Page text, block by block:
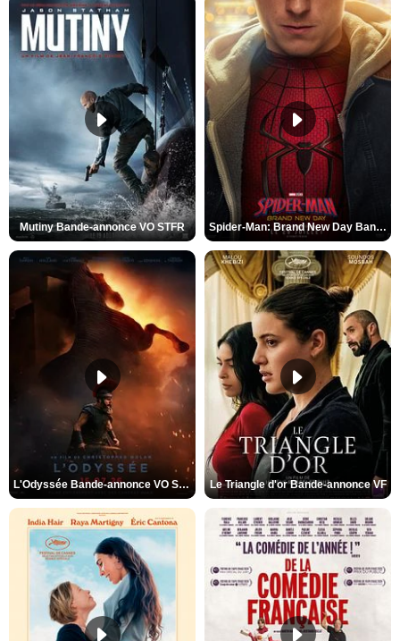
Mutiny Bande-annonce VO STFR Spider-Man: Brand New Day Bande-annonce VO STFR
L'Odyssée Bande-annonce VO STFR Le Triangle d'or Bande-annonce VF